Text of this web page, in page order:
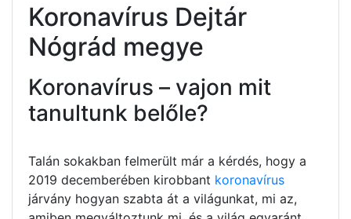
Koronavírus Dejtár
Nógrád megye
Koronavírus – vajon mit
tanultunk belőle?
Talán sokakban felmerült már a kérdés, hogy a
2019 decemberében kirobbant koronavírus
járvány hogyan szabta át a világunkat, mi az,